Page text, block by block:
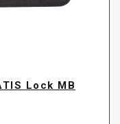
Lock MB